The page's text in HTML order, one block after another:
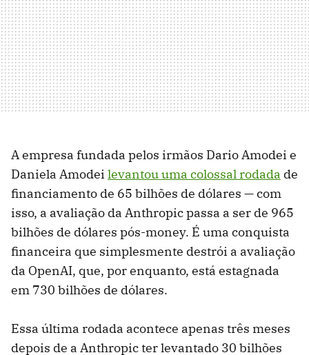
A empresa fundada pelos irmãos Dario Amodei e
Daniela Amodei levantou uma colossal rodada de
financiamento de 65 bilhões de dólares — com
isso, a avaliação da Anthropic passa a ser de 965
bilhões de dólares pós-money. É uma conquista
financeira que simplesmente destrói a avaliação
da OpenAI, que, por enquanto, está estagnada
em 730 bilhões de dólares.
Essa última rodada acontece apenas três meses
depois de a Anthropic ter levantado 30 bilhões